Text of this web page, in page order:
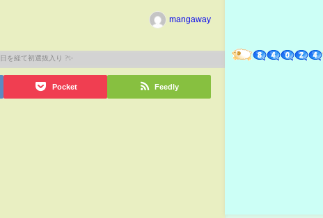
mangaway
Pocket Feedly